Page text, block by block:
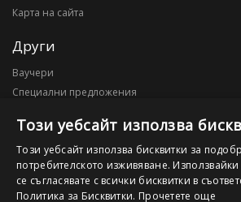
Карта на сайта
Други
Ваучери
Специални предложения
Моят профил
Моят профил
История на поръчките
Този уебсайт използва
Този уебсайт използва бисквитки за
потребителското изживяване.
се съгласявате с всички бисквитки в
Политика за Бисквитки. Прочетете още